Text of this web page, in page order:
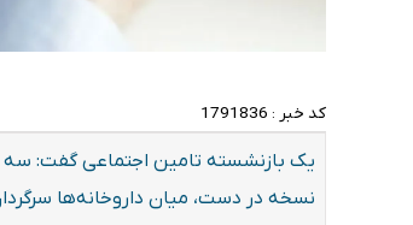
کد خبر : 1791836
یک بازنشسته تامین اجتماعی گفت: سه
نسخه در دست، میان داروخانه‌ها